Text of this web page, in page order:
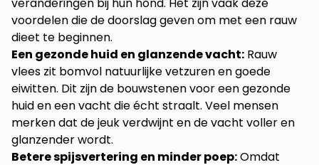
veranderingen bij hun hond. Het zijn vaak deze
voordelen die de doorslag geven om met een rauw
dieet te beginnen.
Een gezonde huid en glanzende vacht: Rauw
vlees zit bomvol natuurlijke vetzuren en goede
eiwitten. Dit zijn de bouwstenen voor een gezonde
huid en een vacht die écht straalt. Veel mensen
merken dat de jeuk verdwijnt en de vacht voller en
glanzender wordt.
Betere spijsvertering en minder poep:Omdat